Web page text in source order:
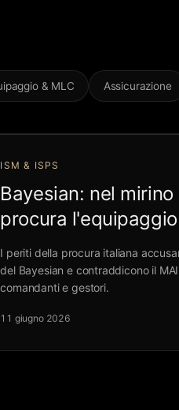
& MLC Assicurazione
ISM & ISPS
Bayesian: nel mirino
procura l'equipaggio
I periti della procura italiana
del Bayesian e contraddicono il
comandanti e gestori.
11 giugno 2026